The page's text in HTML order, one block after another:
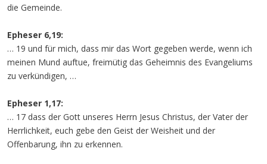
die Gemeinde.
Epheser 6,19:
… 19 und für mich, dass mir das Wort gegeben werde, wenn ich
meinen Mund auftue, freimütig das Geheimnis des Evangeliums
zu verkündigen, …
Epheser 1,17:
… 17 dass der Gott unseres Herrn Jesus Christus, der Vater der
Herrlichkeit, euch gebe den Geist der Weisheit und der
Offenbarung, ihn zu erkennen.